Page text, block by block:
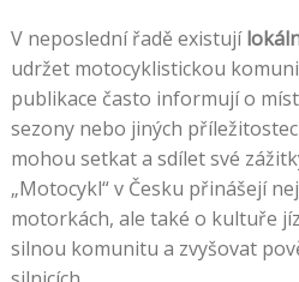
V neposlední řadě existují
udržet motocyklistickou
publikace často informují o
sezony nebo jiných
mohou setkat a sdílet své
„Motocykl“ v Česku přinášejí
motorkách, ale také o kultuře
silnou komunitu a zvyšovat